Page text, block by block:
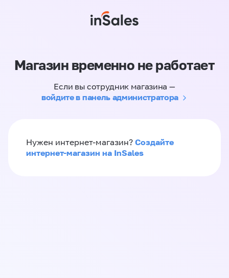
Магазин временно не работает
Если вы сотрудник магазина —
войдите в панель администратора
Нужен интернет-магазин? Создайте
интернет-магазин на InSales